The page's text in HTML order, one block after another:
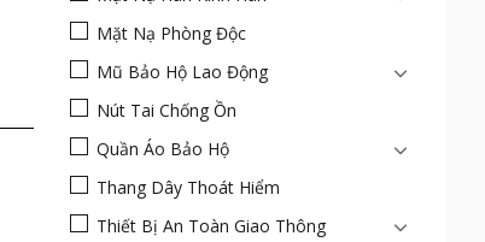
Mặt Nạ Phòng Độc
Mũ Bảo Hộ Lao Động
Nút Tai Chống Ồn
Quần Áo Bảo Hộ
Thang Dây Thoát Hiểm
Thiết Bị An Toàn Giao Thông